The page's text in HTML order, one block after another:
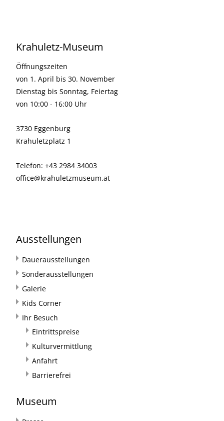
Krahuletz-Museum
Öffnungszeiten
von 1. April bis 30. November
Dienstag bis Sonntag, Feiertag
von 10:00 - 16:00 Uhr
3730 Eggenburg
Krahuletzplatz 1
Telefon: +43 2984 34003
office@krahuletzmuseum.at
Ausstellungen
Dauerausstellungen
Sonderausstellungen
Galerie
Kids Corner
Ihr Besuch
Eintrittspreise
Kulturvermittlung
Anfahrt
Barrierefrei
Museum